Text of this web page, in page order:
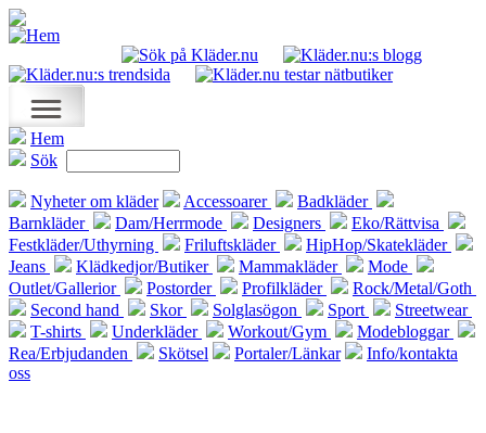
Hem
Sök
Nyheter om kläder Accessoarer
Badkläder
Barnkläder
Dam/Herrmode Designers
Eko/Rättvisa
Festkläder/Uthyrning
Friluftskläder
HipHop/Skatekläder
Jeans
Klädkedjor/Butiker Mammakläder
Mode
Outlet/Gallerior
Postorder Profilkläder
Rock/Metal/Goth
Second hand
Skor Solglasögon Sport
Streetwear
T-shirts
Underkläder Workout/Gym
Modebloggar
Rea/Erbjudanden
Skötsel Portaler/Länkar
Info/kontakta
oss